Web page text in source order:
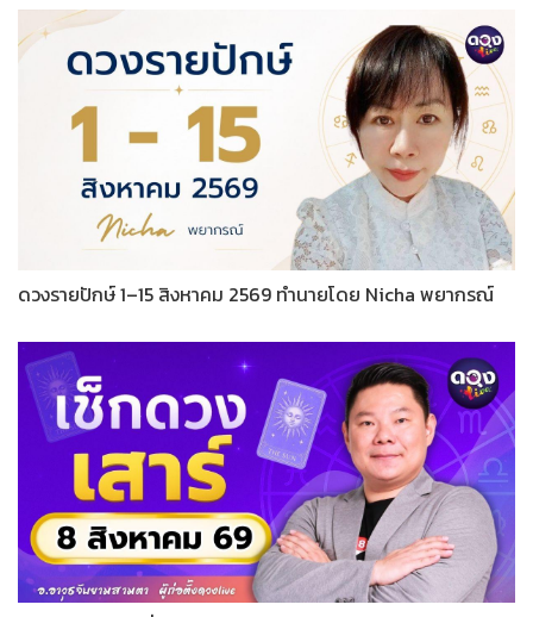
ดวงรายปักษ์ 1–15 สิงหาคม 2569 ทำนายโดย Nicha พยากรณ์